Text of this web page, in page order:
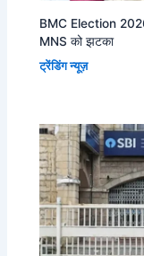
BMC Election
MNS को झटका
ट्रेंडिंग न्यूज़